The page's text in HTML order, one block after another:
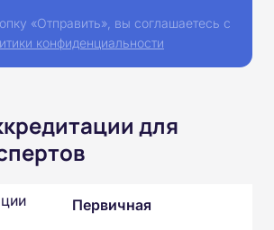
«Отправить», вы соглашаетесь с
конфиденциальности
для
Первичная